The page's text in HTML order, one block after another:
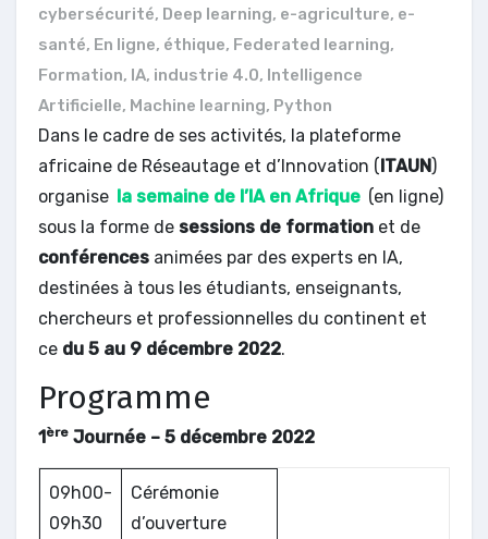
cybersécurité, Deep learning, e-agriculture, e-
santé, En ligne, éthique, Federated learning,
Formation, IA, industrie 4.0, Intelligence
Artificielle, Machine learning, Python
Dans le cadre de ses activités, la plateforme
africaine de Réseautage et d’Innovation (ITAUN)
organise la semaine de l’IA en Afrique (en ligne)
sous la forme de sessions de formation et de
conférences animées par des experts en IA,
destinées à tous les étudiants, enseignants,
chercheurs et professionnelles du continent et
ce du 5 au 9 décembre 2022.
Programme
1ère Journée – 5 décembre 2022
09h00-
09h30
Cérémonie
d’ouverture